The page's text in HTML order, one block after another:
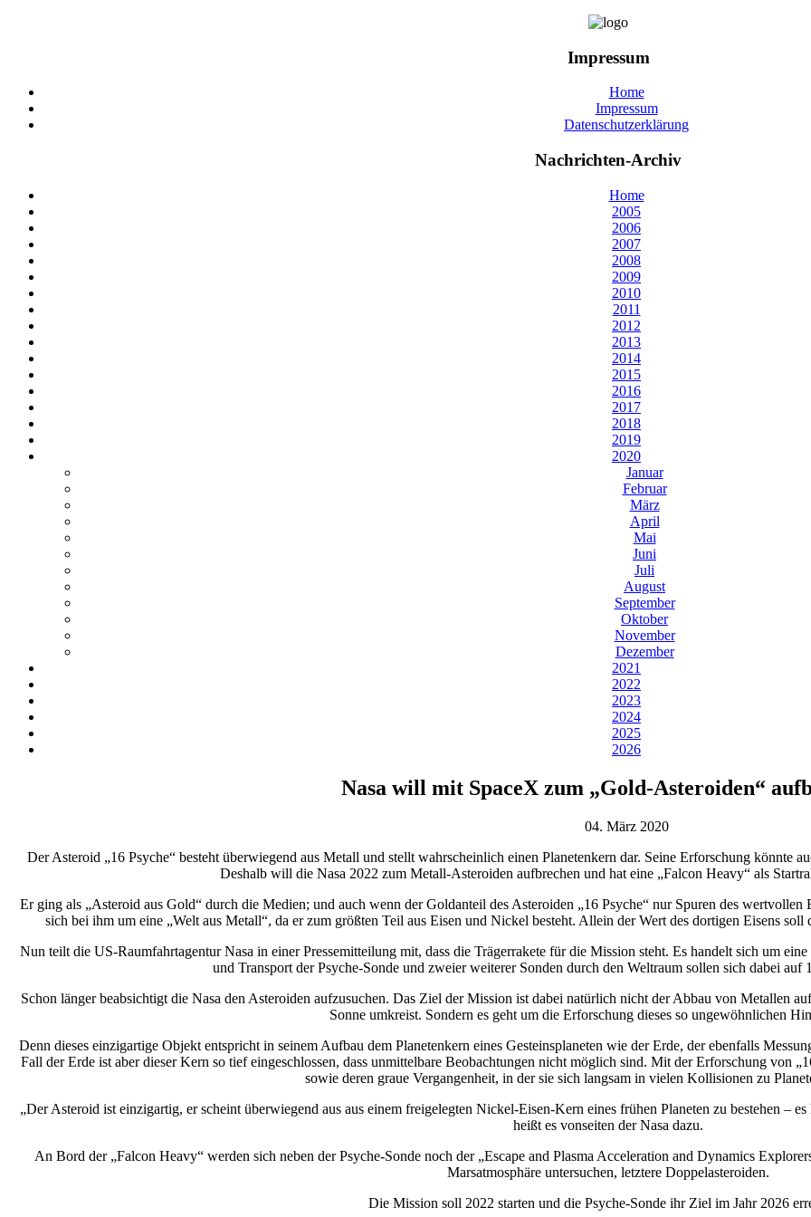
Impressum
Home
Impressum
Datenschutzerklärung
Nachrichten-Archiv
Home
2005
2006
2007
2008
2009
2010
2011
2012
2013
2014
2015
2016
2017
2018
2019
2020
Januar
Februar
März
April
Mai
Juni
Juli
August
September
Oktober
November
Dezember
2021
2022
2023
2024
2025
2026
Nasa will mit SpaceX zum „Gold-Asteroiden“
04. März 2020
Der Asteroid „16 Psyche“ besteht überwiegend aus Metall und stellt wahrscheinlich einen Planetenkern dar. Seine Erforschung könnte
Deshalb will die Nasa 2022 zum Metall-Asteroiden aufbrechen und hat eine „Falcon Heavy“ als
Er ging als „Asteroid aus Gold“ durch die Medien; und auch wenn der Goldanteil des Asteroiden „16 Psyche“ nur Spuren des
sich bei ihm um eine „Welt aus Metall“, da er zum größten Teil aus Eisen und Nickel besteht. Allein der Wert des dortigen Eisens
Nun teilt die US-Raumfahrtagentur Nasa in einer Pressemitteilung mit, dass die Trägerrakete für die Mission steht. Es handelt sich um
und Transport der Psyche-Sonde und zweier weiterer Sonden durch den Weltraum sollen sich dabei
Schon länger beabsichtigt die Nasa den Asteroiden aufzusuchen. Das Ziel der Mission ist dabei natürlich nicht der Abbau von Metallen
Sonne umkreist. Sondern es geht um die Erforschung dieses so ungewöhnlichen
Denn dieses einzigartige Objekt entspricht in seinem Aufbau dem Planetenkern eines Gesteinsplaneten wie der Erde, der ebenfalls
Fall der Erde ist aber dieser Kern so tief eingeschlossen, dass unmittelbare Beobachtungen nicht möglich sind. Mit der Erforschung von
sowie deren graue Vergangenheit, in der sie sich langsam in vielen Kollisionen zu
„Der Asteroid ist einzigartig, er scheint überwiegend aus aus einem freigelegten Nickel-Eisen-Kern eines frühen Planeten zu bestehen –
heißt es vonseiten der Nasa dazu.
An Bord der „Falcon Heavy“ werden sich neben der Psyche-Sonde noch der „Escape and Plasma Acceleration and Dynamics
Marsatmosphäre untersuchen, letztere Doppelasteroiden.
Die Mission soll 2022 starten und die Psyche-Sonde ihr Ziel im Jahr 2026